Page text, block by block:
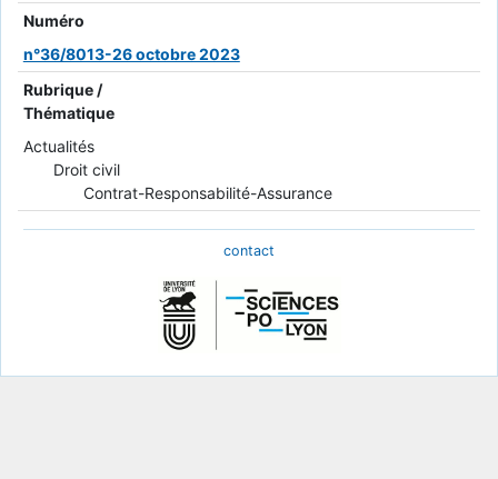
Numéro
n°36/8013-26 octobre 2023
Rubrique /
Thématique
Actualités
Droit civil
Contrat-Responsabilité-Assurance
contact